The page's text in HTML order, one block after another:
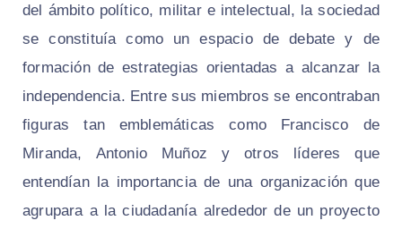
del ámbito político, militar e intelectual, la sociedad
se constituía como un espacio de debate y de
formación de estrategias orientadas a alcanzar la
independencia. Entre sus miembros se encontraban
figuras tan emblemáticas como Francisco de
Miranda, Antonio Muñoz y otros líderes que
entendían la importancia de una organización que
agrupara a la ciudadanía alrededor de un proyecto